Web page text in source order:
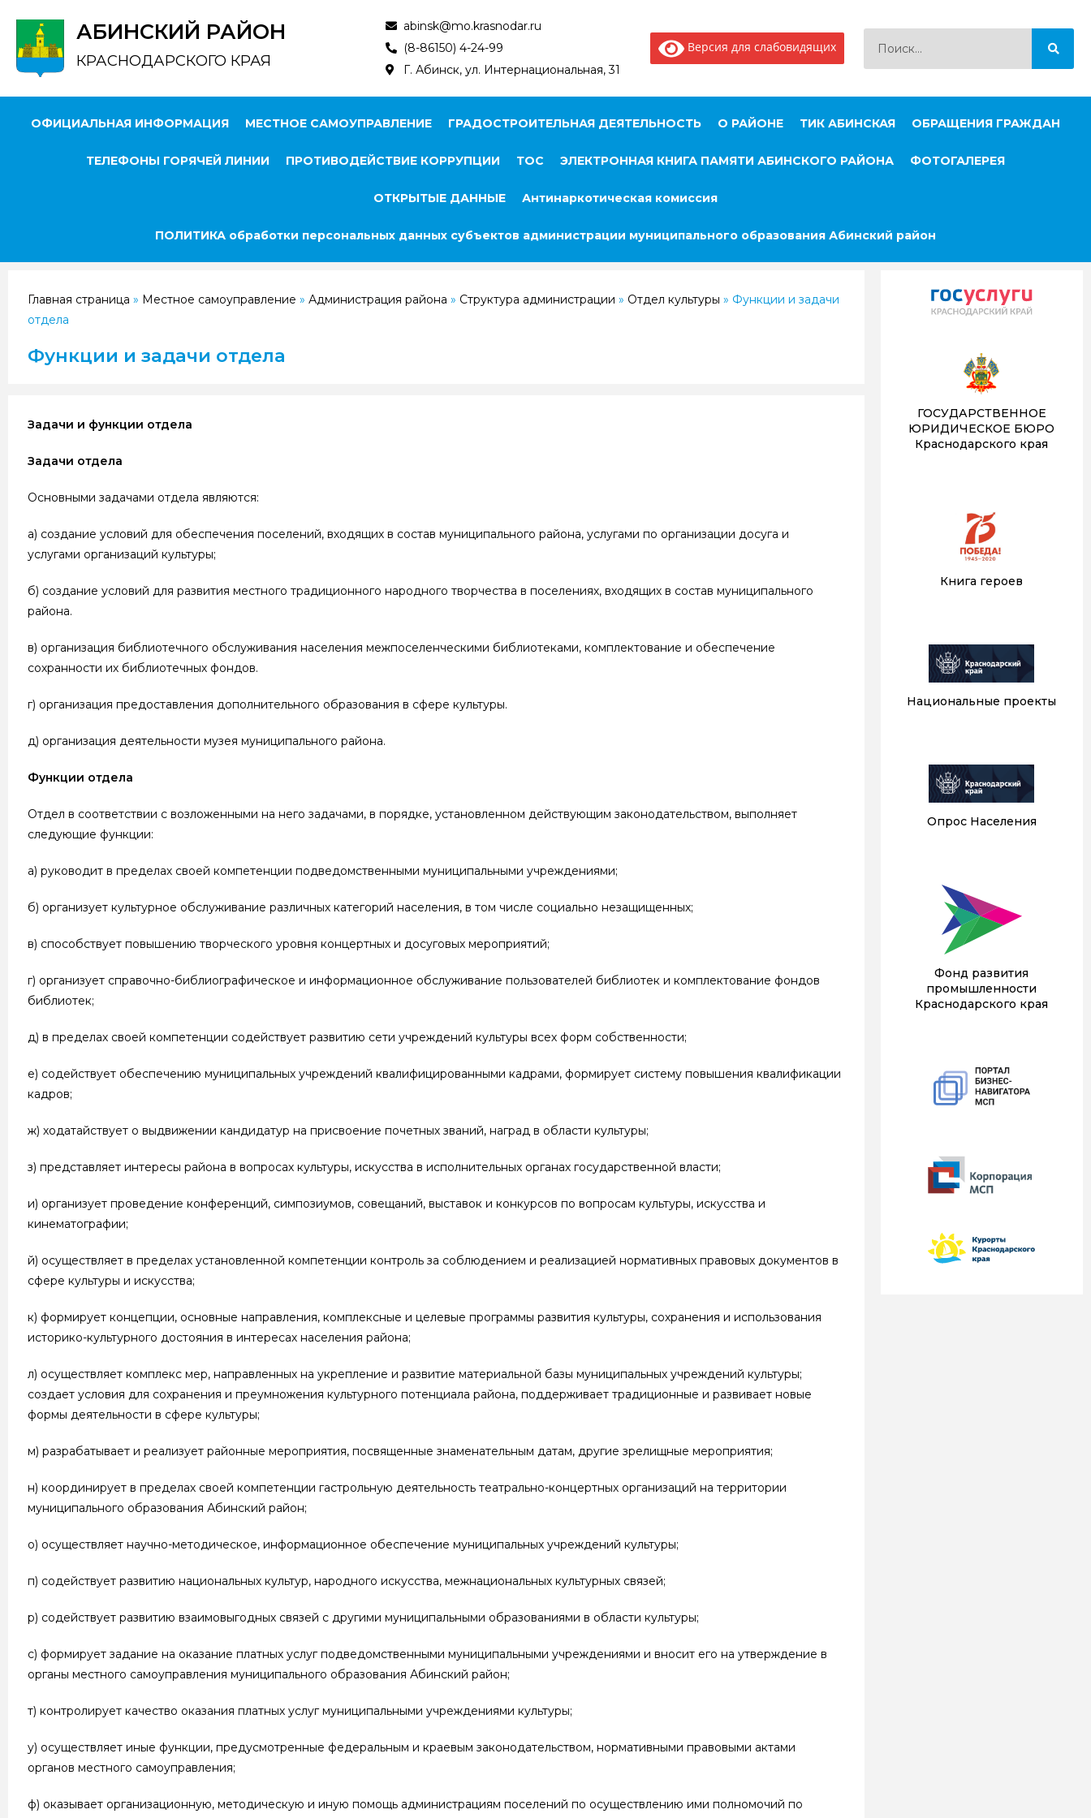
АБИНСКИЙ РАЙОН
КРАСНОДАРСКОГО КРАЯ
abinsk@mo.krasnodar.ru
(8-86150) 4-24-99
Г. Абинск, ул. Интернациональная, 31
Версия для слабовидящих
ОФИЦИАЛЬНАЯ ИНФОРМАЦИЯ МЕСТНОЕ САМОУПРАВЛЕНИЕ ГРАДОСТРОИТЕЛЬНАЯ ДЕЯТЕЛЬНОСТЬ О РАЙОНЕ ТИК АБИНСКАЯ ОБРАЩЕНИЯ ГРАЖДАН
ТЕЛЕФОНЫ ГОРЯЧЕЙ ЛИНИИ ПРОТИВОДЕЙСТВИЕ КОРРУПЦИИ ТОС ЭЛЕКТРОННАЯ КНИГА ПАМЯТИ АБИНСКОГО РАЙОНА ФОТОГАЛЕРЕЯ
ОТКРЫТЫЕ ДАННЫЕ Антинаркотическая комиссия
ПОЛИТИКА обработки персональных данных субъектов администрации муниципального образования Абинский район
Главная страница » Местное самоуправление » Администрация района » Структура администрации » Отдел культуры » Функции и задачи
отдела
Функции и задачи отдела
Задачи и функции отдела
Задачи отдела
Основными задачами отдела являются:
а) создание условий для обеспечения поселений, входящих в состав муниципального района, услугами по организации досуга и
услугами организаций культуры;
б) создание условий для развития местного традиционного народного творчества в поселениях, входящих в состав муниципального
района.
в) организация библиотечного обслуживания населения межпоселенческими библиотеками, комплектование и обеспечение
сохранности их библиотечных фондов.
г) организация предоставления дополнительного образования в сфере культуры.
д) организация деятельности музея муниципального района.
Функции отдела
Отдел в соответствии с возложенными на него задачами, в порядке, установленном действующим законодательством, выполняет
следующие функции:
а) руководит в пределах своей компетенции подведомственными муниципальными учреждениями;
б) организует культурное обслуживание различных категорий населения, в том числе социально незащищенных;
в) способствует повышению творческого уровня концертных и досуговых мероприятий;
г) организует справочно-библиографическое и информационное обслуживание пользователей библиотек и комплектование фондов
библиотек;
д) в пределах своей компетенции содействует развитию сети учреждений культуры всех форм собственности;
е) содействует обеспечению муниципальных учреждений квалифицированными кадрами, формирует систему повышения квалификации
кадров;
ж) ходатайствует о выдвижении кандидатур на присвоение почетных званий, наград в области культуры;
з) представляет интересы района в вопросах культуры, искусства в исполнительных органах государственной власти;
и) организует проведение конференций, симпозиумов, совещаний, выставок и конкурсов по вопросам культуры, искусства и
кинематографии;
й) осуществляет в пределах установленной компетенции контроль за соблюдением и реализацией нормативных правовых документов в
сфере культуры и искусства;
к) формирует концепции, основные направления, комплексные и целевые программы развития культуры, сохранения и использования
историко-культурного достояния в интересах населения района;
л) осуществляет комплекс мер, направленных на укрепление и развитие материальной базы муниципальных учреждений культуры;
создает условия для сохранения и преумножения культурного потенциала района, поддерживает традиционные и развивает новые
формы деятельности в сфере культуры;
м) разрабатывает и реализует районные мероприятия, посвященные знаменательным датам, другие зрелищные мероприятия;
н) координирует в пределах своей компетенции гастрольную деятельность театрально-концертных организаций на территории
муниципального образования Абинский район;
о) осуществляет научно-методическое, информационное обеспечение муниципальных учреждений культуры;
п) содействует развитию национальных культур, народного искусства, межнациональных культурных связей;
р) содействует развитию взаимовыгодных связей с другими муниципальными образованиями в области культуры;
с) формирует задание на оказание платных услуг подведомственными муниципальными учреждениями и вносит его на утверждение в
органы местного самоуправления муниципального образования Абинский район;
т) контролирует качество оказания платных услуг муниципальными учреждениями культуры;
у) осуществляет иные функции, предусмотренные федеральным и краевым законодательством, нормативными правовыми актами
органов местного самоуправления;
ф) оказывает организационную, методическую и иную помощь администрациям поселений по осуществлению ими полномочий по
ГОСУДАРСТВЕННОЕ
ЮРИДИЧЕСКОЕ БЮРО
Краснодарского края
Книга героев
Национальные проекты
Опрос Населения
Фонд развития
промышленности
Краснодарского края